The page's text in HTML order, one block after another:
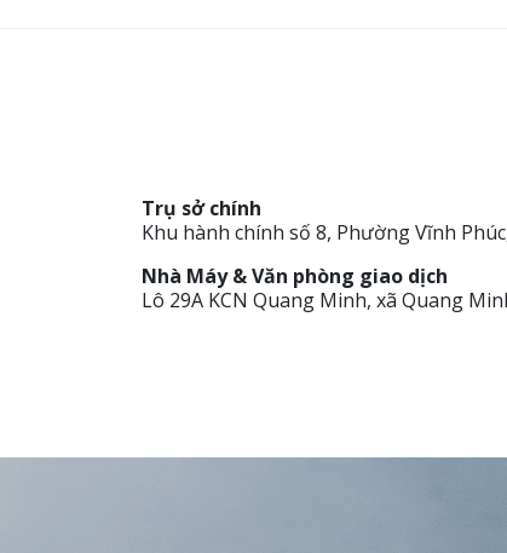
Trụ sở chính
Khu hành chính số 8, Phường Vĩnh
Nhà Máy & Văn phòng giao dịch
Lô 29A KCN Quang Minh, xã Quang